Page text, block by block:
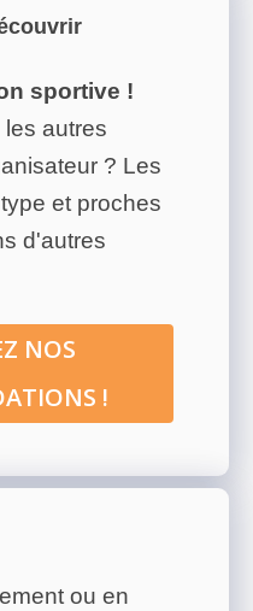
sportive !
autres
? Les
et proches
d'autres
NOS
!
ou en